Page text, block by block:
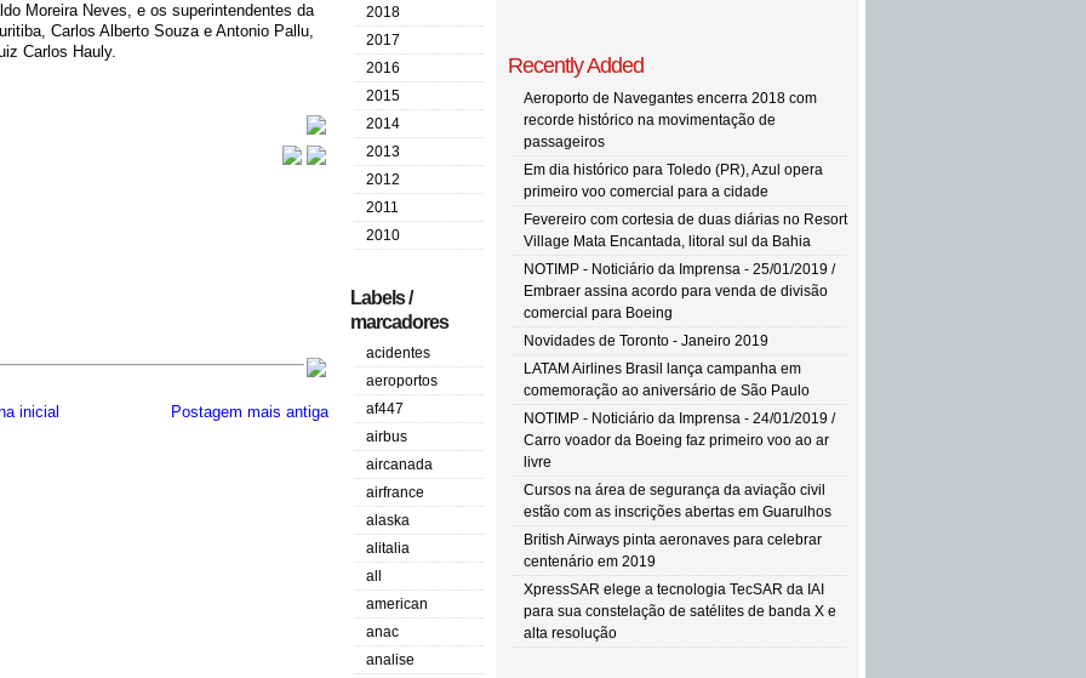
Moreira Neves, e os superintendentes da
Carlos Alberto Souza e Antonio Pallu,
Carlos Hauly.
Postagem mais antiga
inicial
2018
2017
2016
2015
2014
2013
2012
2011
2010
Labels /
marcadores
acidentes
aeroportos
af447
airbus
aircanada
airfrance
alaska
alitalia
all
american
anac
analise
Recently Added
Aeroporto de Navegantes encerra 2018 com
recorde histórico na movimentação de
passageiros
Em dia histórico para Toledo (PR), Azul opera
primeiro voo comercial para a cidade
Fevereiro com cortesia de duas diárias no Resort
Village Mata Encantada, litoral sul da Bahia
NOTIMP - Noticiário da Imprensa - 25/01/2019 /
Embraer assina acordo para venda de divisão
comercial para Boeing
Novidades de Toronto - Janeiro 2019
LATAM Airlines Brasil lança campanha em
comemoração ao aniversário de São Paulo
NOTIMP - Noticiário da Imprensa - 24/01/2019 /
Carro voador da Boeing faz primeiro voo ao ar
livre
Cursos na área de segurança da aviação civil
estão com as inscrições abertas em Guarulhos
British Airways pinta aeronaves para celebrar
centenário em 2019
XpressSAR elege a tecnologia TecSAR da IAI
para sua constelação de satélites de banda X e
alta resolução